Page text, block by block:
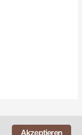
Akzeptieren